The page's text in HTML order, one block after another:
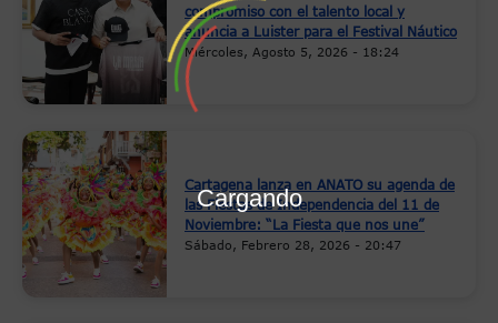
compromiso con el talento local y
anuncia a Luister para el Festival Náutico
Miércoles, Agosto 5, 2026 - 18:24
Cartagena lanza en ANATO su agenda de
las Fiestas de Independencia del 11 de
Noviembre: “La Fiesta que nos une”
Sábado, Febrero 28, 2026 - 20:47
Cargando